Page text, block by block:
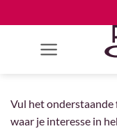
naar
Vul het
waar je interesse in